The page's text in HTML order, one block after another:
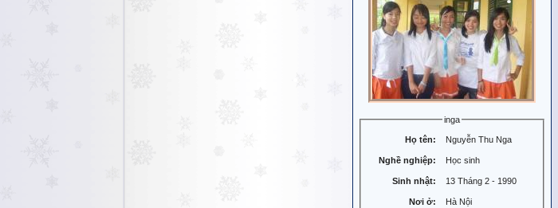
inga
Họ tên: Nguyễn Thu Nga
Nghề nghiệp: Học sinh
Sinh nhật: 13 Tháng 2 - 1990
Nơi ở: Hà Nội